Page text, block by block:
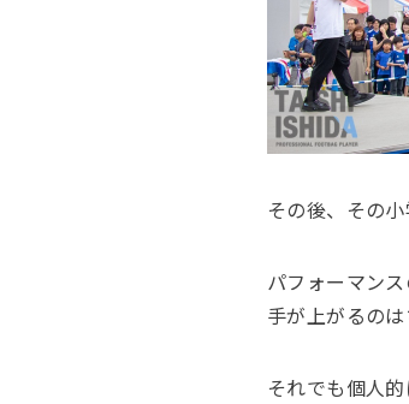
その後、その
パフォーマン
手が上がるのは
それでも個人